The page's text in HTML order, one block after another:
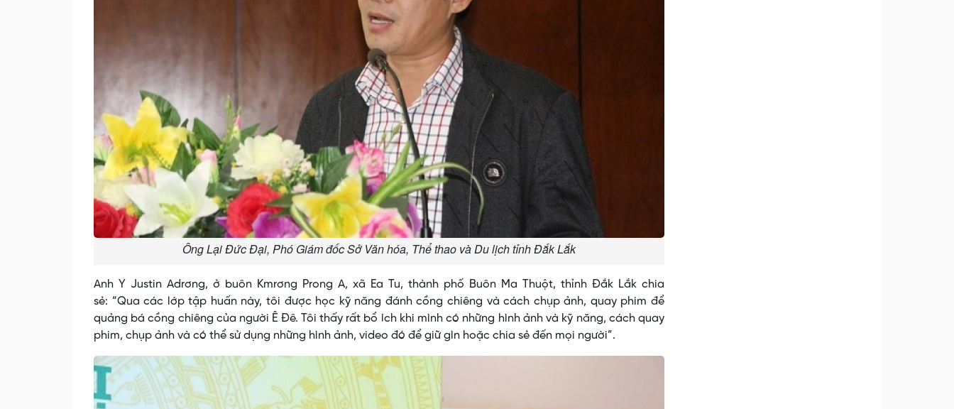
Ông Lại Đức Đại, Phó Giám đốc Sở Văn hóa, Thể thao và Du lịch tỉnh Đắk Lắk
Anh Y Justin Adrơng, ở buôn Kmrơng Prong A, xã Ea Tu, thành phố Buôn Ma Thuột, thỉnh Đắk Lắk chia
sẻ: “Qua các lớp tập huấn này, tôi được học kỹ năng đánh cồng chiêng và cách chụp ảnh, quay phim để
quảng bá cồng chiêng của người Ê Đê. Tôi thấy rất bổ ích khi mình có những hình ảnh và kỹ năng, cách quay
phim, chụp ảnh và có thể sử dụng những hình ảnh, video đó để giữ gìn hoặc chia sẻ đến mọi người”.